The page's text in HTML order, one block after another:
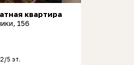
квартира
156
, 2/5 эт.